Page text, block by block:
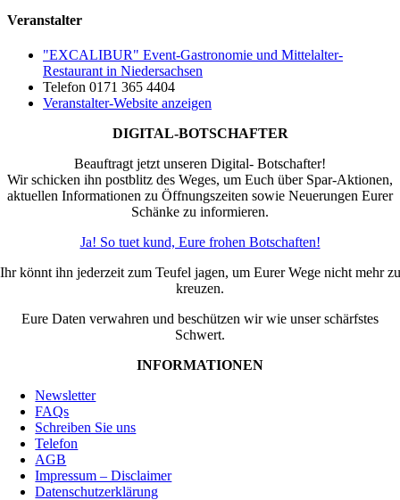
Veranstalter
"EXCALIBUR" Event-Gastronomie und Mittelalter-
Restaurant in Niedersachsen
Telefon 0171 365 4404
Veranstalter-Website anzeigen
DIGITAL-BOTSCHAFTER
Beauftragt jetzt unseren Digital- Botschafter!
Wir schicken ihn postblitz des Weges, um Euch über Spar-Aktionen,
aktuellen Informationen zu Öffnungszeiten sowie Neuerungen Eurer
Schänke zu informieren.
Ja! So tuet kund, Eure frohen Botschaften!
Ihr könnt ihn jederzeit zum Teufel jagen, um Eurer Wege nicht mehr zu
kreuzen.
Eure Daten verwahren und beschützen wir wie unser schärfstes
Schwert.
INFORMATIONEN
Newsletter
FAQs
Schreiben Sie uns
Telefon
AGB
Impressum – Disclaimer
Datenschutzerklärung